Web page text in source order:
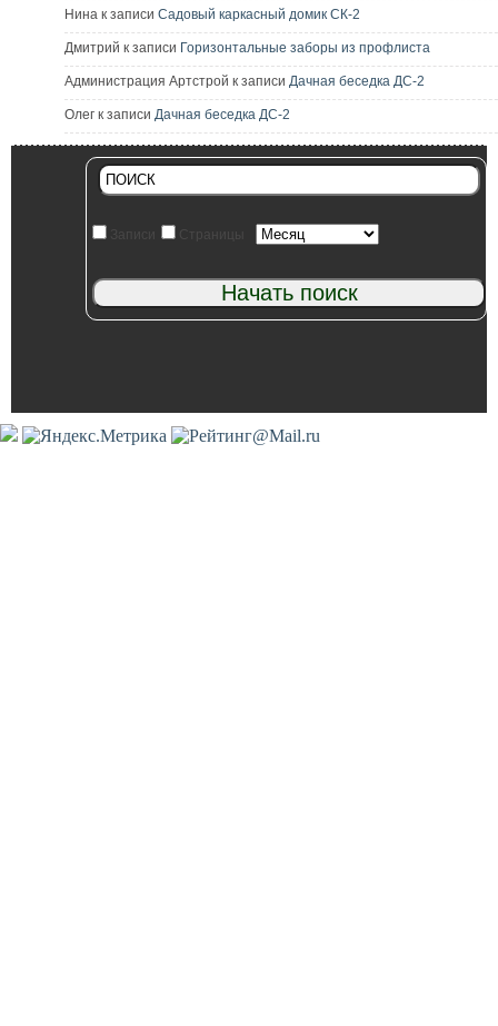
Нина к записи Садовый каркасный домик СК-2
Дмитрий к записи Горизонтальные заборы из профлиста
Администрация Артстрой к записи Дачная беседка ДС-2
Олег к записи Дачная беседка ДС-2
Записи Страницы